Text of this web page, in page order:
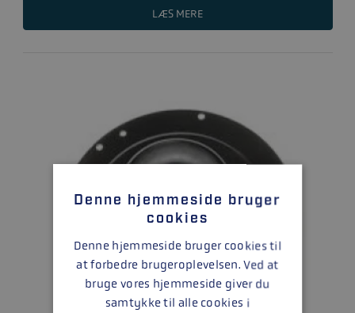
LÆS MERE
Denne hjemmeside bruger
cookies
Denne hjemmeside bruger cookies til
at forbedre brugeroplevelsen. Ved at
bruge vores hjemmeside giver du
samtykke til alle cookies i